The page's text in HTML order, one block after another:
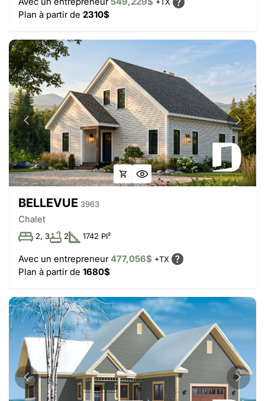
+TX
Plan à partir de 2310$
BELLEVUE 3963
Chalet
2, 3 2 1742 PI²
Avec un entrepreneur477,056$ +TX
Plan à partir de 1680$